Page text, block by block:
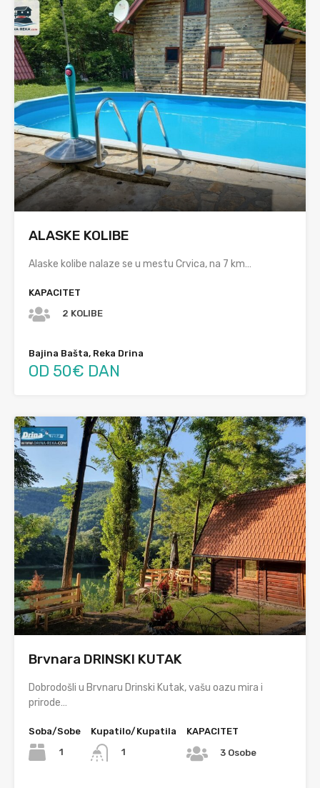
ALASKE KOLIBE
Alaske kolibe nalaze se u mestu Crvica, na 7 km…
KAPACITET
2 KOLIBE
Bajina Bašta, Reka Drina
OD 50€ DAN
Brvnara DRINSKI KUTAK
Dobrodošli u Brvnaru Drinski Kutak, vašu oazu mira i
prirode…
Soba/Sobe
1
Kupatilo/Kupatila
1
KAPACITET
3 Osobe